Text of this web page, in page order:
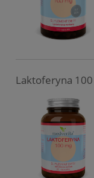
Laktoferyna 100